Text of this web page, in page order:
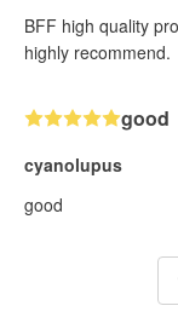
BFF high quality
highly recommend.
good
cyanolupus
good